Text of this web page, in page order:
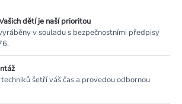
dětí je naší prioritou
v souladu s bezpečnostními předpisy
šetří váš čas a provedou odbornou